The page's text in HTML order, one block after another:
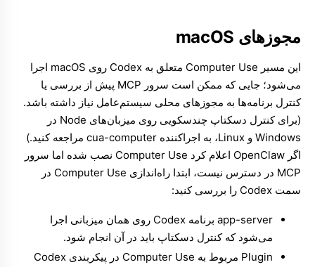
مجوزهای macOS
این مسیر Computer Use متعلق به Codex روی macOS اجرا
می‌شود؛ جایی که ممکن است سرور MCP پیش از بررسی یا
کنترل برنامه‌ها به مجوزهای محلی سیستم‌عامل نیاز داشته باشد.
(برای کنترل دسکتاپ چندسکویی روی میزبان‌های Node در
Windows و Linux، به
اجراکننده cua-computer
مراجعه کنید.)
اگر OpenClaw اعلام کرد Computer Use نصب شده اما سرور
MCP در دسترس نیست، ابتدا راه‌اندازی Computer Use در
سمت Codex را بررسی کنید:
app-server برنامه Codex روی همان میزبانی اجرا
می‌شود که کنترل دسکتاپ باید در آن انجام شود.
Plugin مربوط به Computer Use در پیکربندی Codex